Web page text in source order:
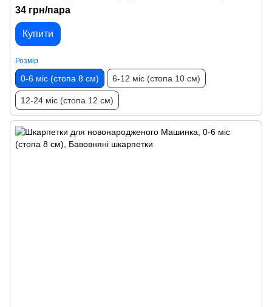
34 грн/пара
Купити
Розмір
0-6 міс (стопа 8 см) 6-12 міс (стопа 10 см)
12-24 міс (стопа 12 см)